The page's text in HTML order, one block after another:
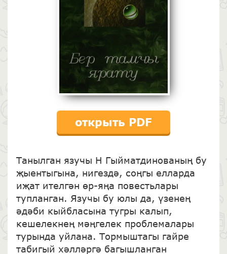
открыть PDF
Танылган язучы Н Гыйматдинованың бу
җыентыгына, нигездә, соңгы елларда
иҗат ителгән өр-яңа повестьлары
тупланган. Язучы бу юлы да, үзенең
әдәби кыйбласына тугры калып,
кешелекнең мәңгелек проблемалары
турында уйлана. Тормыштагы гайре
табигый хәлләргә багышланган